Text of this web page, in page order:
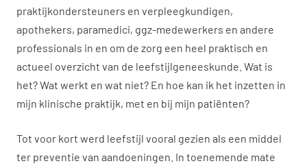
praktijkondersteuners en verpleegkundigen,
apothekers, paramedici, ggz-medewerkers en andere
professionals in en om de zorg een heel praktisch en
actueel overzicht van de leefstijlgeneeskunde. Wat is
het? Wat werkt en wat niet? En hoe kan ik het inzetten in
mijn klinische praktijk, met en bij mijn patiënten?
Tot voor kort werd leefstijl vooral gezien als een middel
ter preventie van aandoeningen. In toenemende mate